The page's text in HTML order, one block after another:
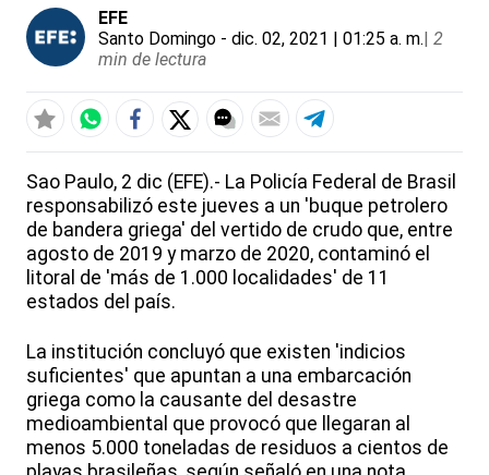
EFE
Santo Domingo - dic. 02, 2021 | 01:25 a. m.| 2
min de lectura
Sao Paulo, 2 dic (EFE).- La Policía Federal de Brasil
responsabilizó este jueves a un 'buque petrolero
de bandera griega' del vertido de crudo que, entre
agosto de 2019 y marzo de 2020, contaminó el
litoral de 'más de 1.000 localidades' de 11
estados del país.
La institución concluyó que existen 'indicios
suficientes' que apuntan a una embarcación
griega como la causante del desastre
medioambiental que provocó que llegaran al
menos 5.000 toneladas de residuos a cientos de